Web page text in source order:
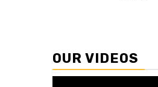
OUR VIDEOS